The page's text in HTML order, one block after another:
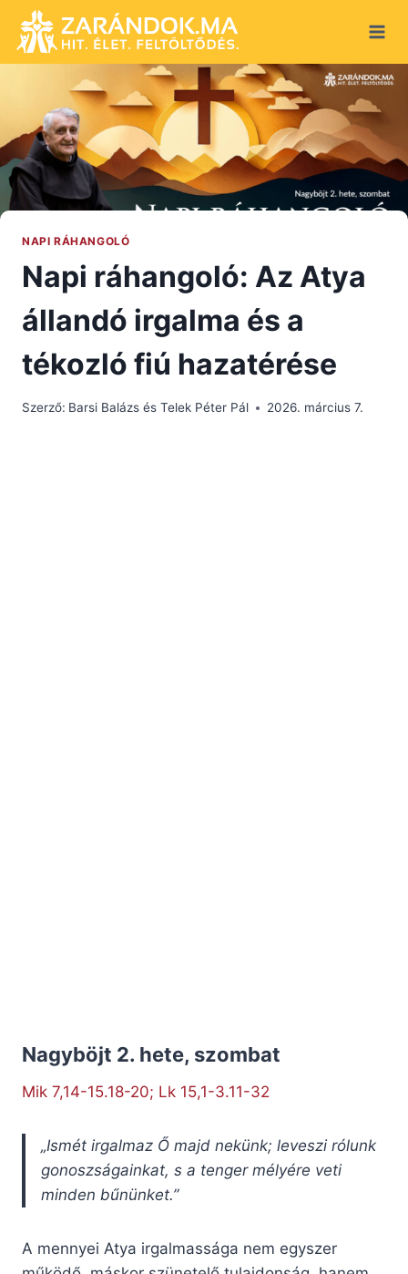
content
NAPI RÁHANGOLÓ
Napi ráhangoló: Az Atya
állandó irgalma és a
tékozló fiú hazatérése
Szerző: Barsi Balázs és Telek Péter Pál 2026. március 7.
Nagyböjt 2. hete, szombat
Mik 7,14-15.18-20; Lk 15,1-3.11-32
„Ismét irgalmaz Ő majd nekünk; leveszi rólunk
gonoszságainkat, s a tenger mélyére veti
minden bűnünket.”
A mennyei Atya irgalmassága nem egyszer